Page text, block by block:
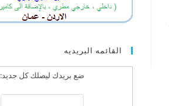
القائمه البريديه
ضع بريدك ليصلك كل جديد: